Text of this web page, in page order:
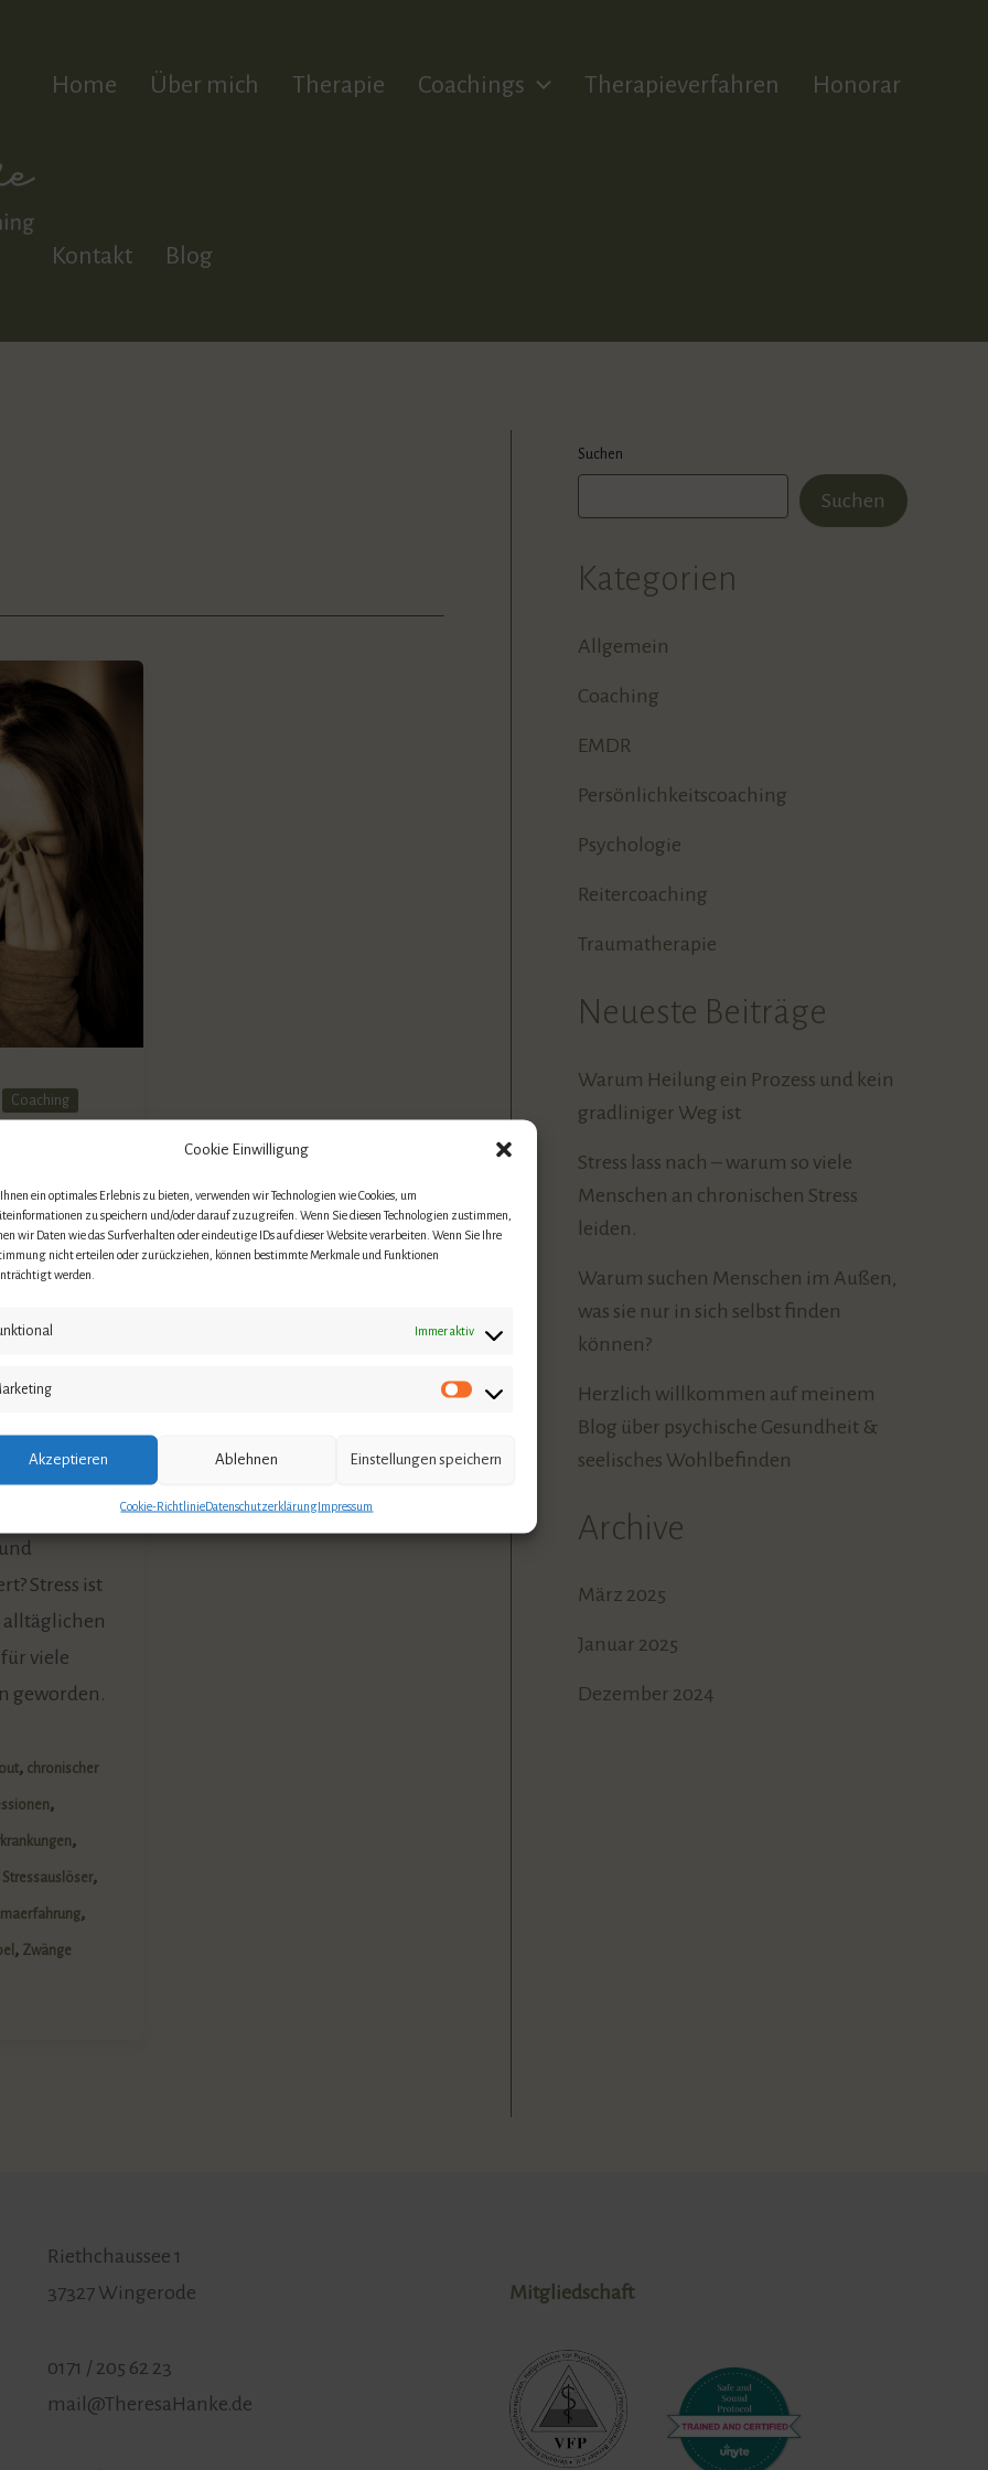
Cookie Einwilligung
ein optimales Erlebnis zu bieten, verwenden wir Technologien wie Cookies, um
zu speichern und/oder darauf zuzugreifen. Wenn Sie diesen Technologien zustimmen,
wir Daten wie das Surfverhalten oder eindeutige IDs auf dieser Website verarbeiten. Wenn Sie Ihre
nicht erteilen oder zurückziehen, können bestimmte Merkmale und Funktionen
werden.
Immer aktiv
Akzeptieren Ablehnen Einstellungen speichern
Cookie-RichtlinieDatenschutzerklärungImpressum
Home Über mich Therapie Coachings Therapieverfahren Honorar
Kontakt Blog
Coaching
–
viele
an
Stress
2025
häufig
Stress ist
alltäglichen
viele
geworden.
, chronischer
,
,
Stressauslöser,
,
, Zwänge
Suchen
Suchen
Kategorien
Allgemein
Coaching
EMDR
Persönlichkeitscoaching
Psychologie
Reitercoaching
Traumatherapie
Neueste Beiträge
Warum Heilung ein Prozess und kein
gradliniger Weg ist
Stress lass nach – warum so viele
Menschen an chronischen Stress
leiden.
Warum suchen Menschen im Außen,
was sie nur in sich selbst finden
können?
Herzlich willkommen auf meinem
Blog über psychische Gesundheit &
seelisches Wohlbefinden
Archive
März 2025
Januar 2025
Dezember 2024
Riethchaussee 1
37327 Wingerode
0171 / 205 62 23
mail@TheresaHanke.de
Mitgliedschaft